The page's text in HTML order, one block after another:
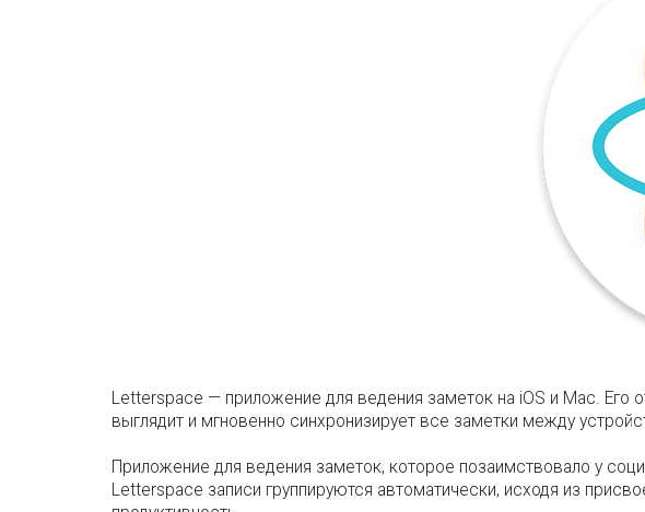
Letterspace — приложение для ведения заметок на iOS и Mac. Его
выглядит и мгновенно синхронизирует все заметки между
Приложение для ведения заметок, которое позаимствовало у
Letterspace записи группируются автоматически, исходя из